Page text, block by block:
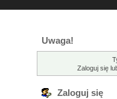
Uwaga!
Zaloguj się
Zaloguj się